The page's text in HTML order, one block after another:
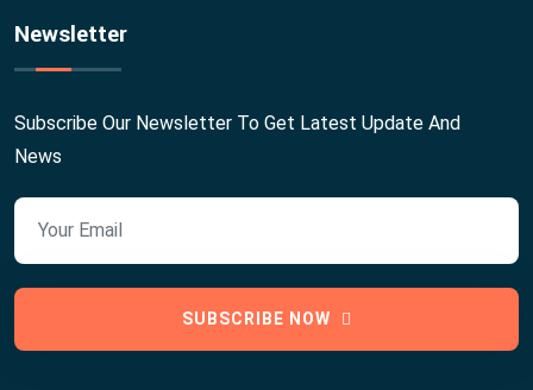
Newsletter
Subscribe Our Newsletter To Get Latest Update And
News
SUBSCRIBE NOW